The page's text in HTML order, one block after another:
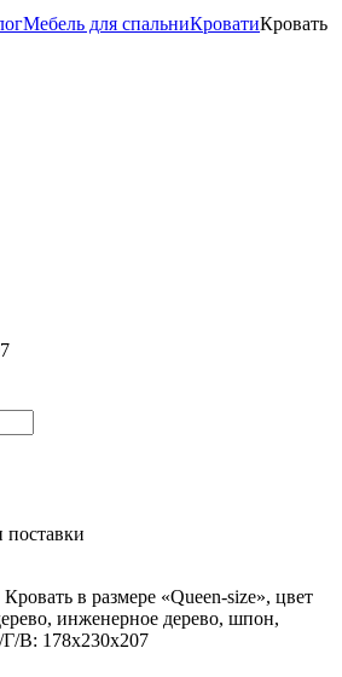
Мебель для спальниКроватиКровать
поставки
в размере «Queen-size», цвет
инженерное дерево, шпон,
В: 178х230х207